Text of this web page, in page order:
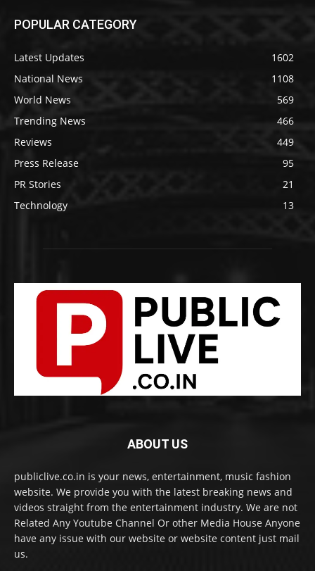
POPULAR CATEGORY
Latest Updates
1602
National News
1108
World News
569
Trending News
466
Reviews
449
Press Release
95
PR Stories
21
Technology
13
ABOUT US
publiclive.co.in is your news, entertainment, music fashion
website. We provide you with the latest breaking news and
videos straight from the entertainment industry. We are not
Related Any Youtube Channel Or other Media House Anyone
have any issue with our website or website content just mail
us.